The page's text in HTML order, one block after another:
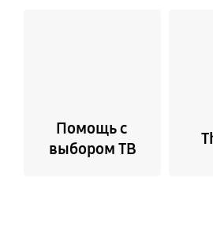
Помощь с
выбором ТВ